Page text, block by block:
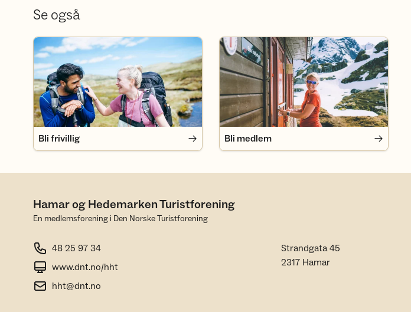
Se også
Bli frivillig
Bli frivillig
Bli medlem
Bli medlem
Hamar og Hedemarken Turistforening
En medlemsforening i Den Norske Turistforening
48 25 97 34
www.dnt.no/hht
hht@dnt.no
Strandgata 45
2317 Hamar